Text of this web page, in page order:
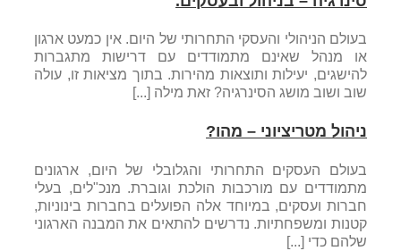
בעולם הניהולי והעסקי התחרותי של היום. אין כמעט ארגון
או מנהל שאינם מתמודדים עם דרישות מתגברות
להישגים, יעילות ותוצאות מהירות. בתוך מציאות זו, עולה
שוב ושוב מושג הסינרגיה? זאת מילה [...]
ניהול מטריציוני – מהו?
בעולם העסקים התחרותי והגלובלי של היום, ארגונים
מתמודדים עם מורכבות הולכת וגוברת. מנכ"לים, בעלי
חברות ועסקים, במיוחד אלה הפועלים בחברות בינוניות,
קטנות ומשפחתיות. נדרשים להתאים את המבנה הארגוני
שלהם כדי [...]